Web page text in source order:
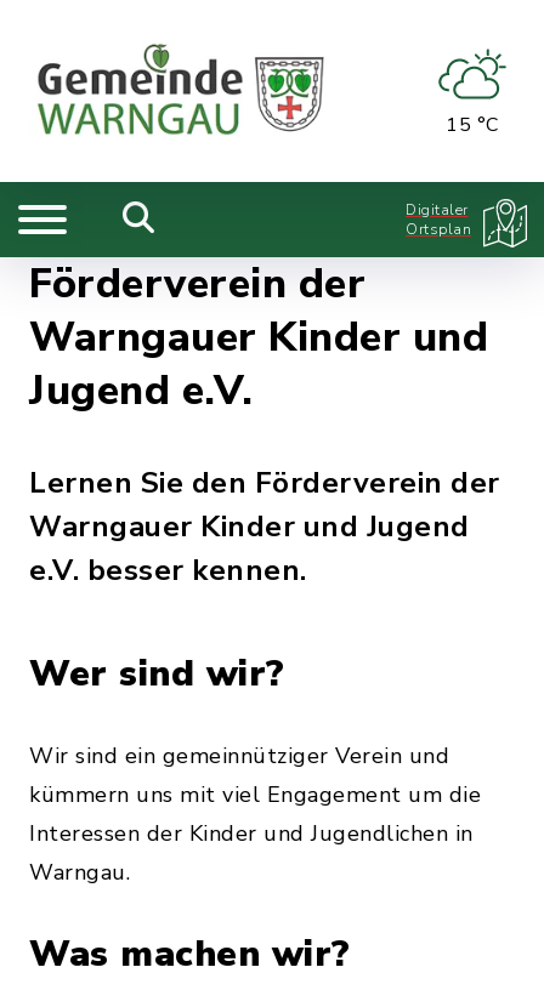
15 °C
Digitaler
Ortsplan
Förderverein der
Warngauer Kinder und
Jugend e.V.
Lernen Sie den Förderverein der
Warngauer Kinder und Jugend
e.V. besser kennen.
Wer sind wir?
Wir sind ein gemeinnütziger Verein und
kümmern uns mit viel Engagement um die
Interessen der Kinder und Jugendlichen in
Warngau.
Was machen wir?